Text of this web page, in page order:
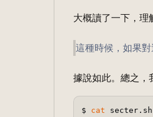
大概讀了一下，理
這種時候，如果
據說如此。總之，
$ cat